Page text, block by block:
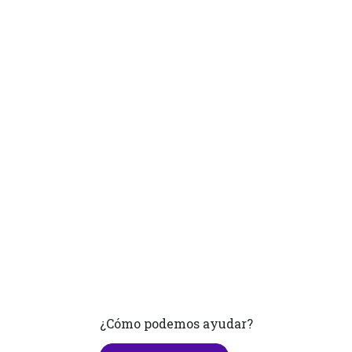
¿Cómo podemos ayudar?